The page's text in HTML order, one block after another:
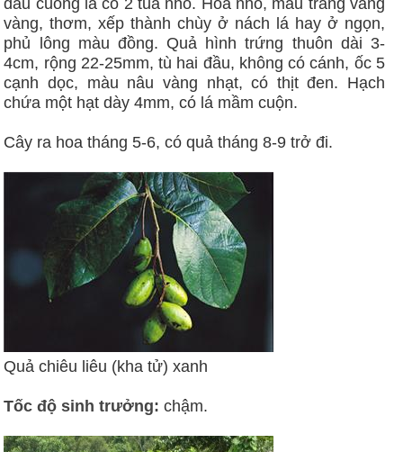
đầu cuống lá có 2 tua nhỏ. Hoa nhỏ, màu trắng vàng
vàng, thơm, xếp thành chùy ở nách lá hay ở ngọn,
phủ lông màu đồng. Quả hình trứng thuôn dài 3-
4cm, rộng 22-25mm, tù hai đầu, không có cánh, ốc 5
cạnh dọc, màu nâu vàng nhạt, có thịt đen. Hạch
chứa một hạt dày 4mm, có lá mầm cuộn.
Cây ra hoa tháng 5-6, có quả tháng 8-9 trở đi.
Quả chiêu liêu (kha tử) xanh
Tốc độ sinh trưởng: chậm.